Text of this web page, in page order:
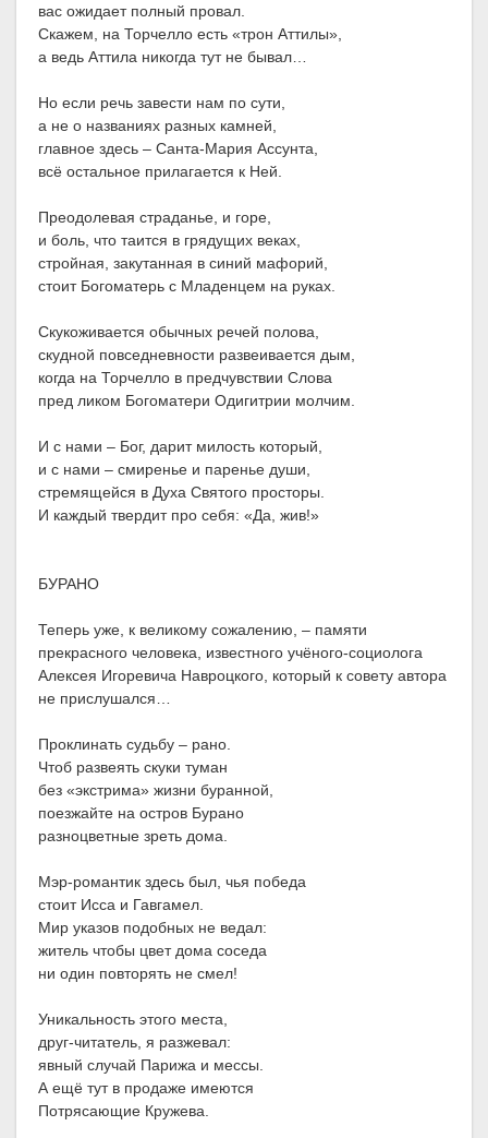
вас ожидает полный провал.
Скажем, на Торчелло есть «трон Аттилы»,
а ведь Аттила никогда тут не бывал…
Но если речь завести нам по сути,
а не о названиях разных камней,
главное здесь – Санта-Мария Ассунта,
всё остальное прилагается к Ней.
Преодолевая страданье, и горе,
и боль, что таится в грядущих веках,
стройная, закутанная в синий мафорий,
стоит Богоматерь с Младенцем на руках.
Скукоживается обычных речей полова,
скудной повседневности развеивается дым,
когда на Торчелло в предчувствии Слова
пред ликом Богоматери Одигитрии молчим.
И с нами – Бог, дарит милость который,
и с нами – смиренье и паренье души,
стремящейся в Духа Святого просторы.
И каждый твердит про себя: «Да, жив!»
БУРАНО
Теперь уже, к великому сожалению, – памяти
прекрасного человека, известного учёного-социолога
Алексея Игоревича Навроцкого, который к совету автора
не прислушался…
Проклинать судьбу – рано.
Чтоб развеять скуки туман
без «экстрима» жизни буранной,
поезжайте на остров Бурано
разноцветные зреть дома.
Мэр-романтик здесь был, чья победа
стоит Исса и Гавгамел.
Мир указов подобных не ведал:
житель чтобы цвет дома соседа
ни один повторять не смел!
Уникальность этого места,
друг-читатель, я разжевал:
явный случай Парижа и мессы.
А ещё тут в продаже имеются
Потрясающие Кружева.